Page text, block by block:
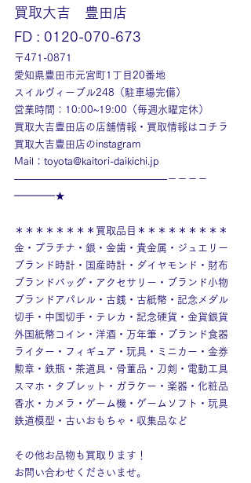
買取大吉　豊田店
FD : 0120-070-673
〒471-0871
愛知県豊田市元宮町1丁目20番地
スイルヴィーブル248（駐車場完備）
営業時間：10:00~19:00（毎週水曜定休）
買取大吉豊田店の店舗情報・買取情報はコチラ
買取大吉豊田店のinstagram
Mail：toyota@kaitori-daikichi.jp
———————————————－－－－
━━━━★
＊＊＊＊＊＊＊＊買取品目＊＊＊＊＊＊＊＊＊
金・プラチナ・銀・金歯・貴金属・ジュエリー
ブランド時計・国産時計・ダイヤモンド・財布
ブランドバッグ・アクセサリー・ブランド小物
ブランドアパレル・古銭・古紙幣・記念メダル
切手・中国切手・テレカ・記念硬貨・金貨銀貨
外国紙幣コイン・洋酒・万年筆・ブランド食器
ライター・フィギュア・玩具・ミニカー・金券
勲章・鉄瓶・茶道具・骨董品・刀剣・電動工具
スマホ・タブレット・ガラケー・楽器・化粧品
香水・カメラ・ゲーム機・ゲームソフト・玩具
鉄道模型・古いおもちゃ・収集品など
その他お品物も買取ります！
お問い合わせくださいませ。